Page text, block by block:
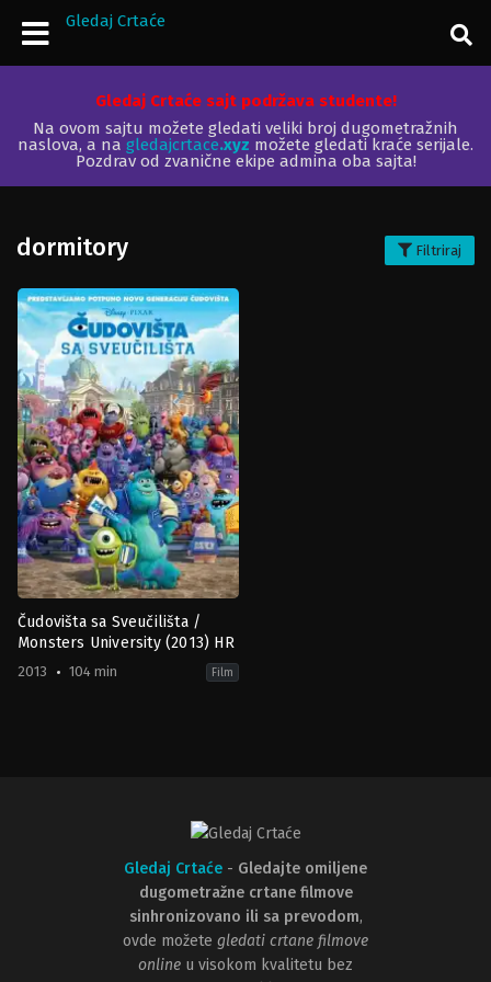
Gledaj Crtaće
Gledaj Crtaće sajt podržava studente!
Na ovom sajtu možete gledati veliki broj dugometražnih
naslova, a na gledajcrtace.xyz možete gledati kraće serijale.
Pozdrav od zvanične ekipe admina oba sajta!
dormitory Filtriraj
Čudovišta sa Sveučilišta /
Monsters University (2013) HR
2013 104 min Film
Gledaj Crtaće - Gledajte omiljene
dugometražne crtane filmove
sinhronizovano ili sa prevodom,
ovde možete gledati crtane filmove
online u visokom kvalitetu bez